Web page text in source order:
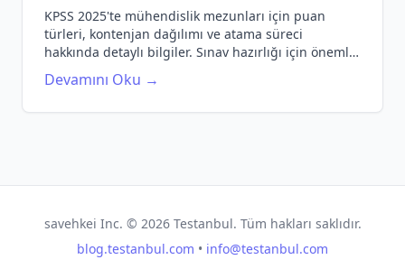
KPSS 2025'te mühendislik mezunları için puan
türleri, kontenjan dağılımı ve atama süreci
hakkında detaylı bilgiler. Sınav hazırlığı için önemli
ipuçları.
Devamını Oku →
savehkei Inc. © 2026Testanbul. Tüm hakları saklıdır.
blog.testanbul.com • info@testanbul.com